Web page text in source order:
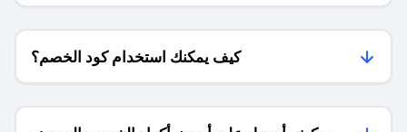
كيف يمكنك استخدام كود الخصم؟